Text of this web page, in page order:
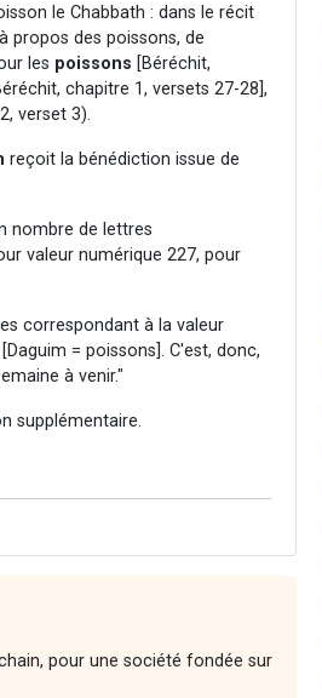
le Chabbath : dans le récit
propos des poissons, de
les poissons [Béréchit,
chapitre 1, versets 27-28],
verset 3).
reçoit la bénédiction issue de
nombre de lettres
valeur numérique 227, pour
correspondant à la valeur
à venir."
supplémentaire.
pour une société fondée sur